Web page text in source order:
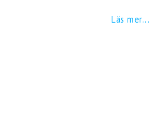
Läs mer...